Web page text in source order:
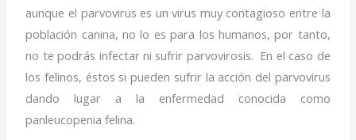
aunque el parvovirus es un virus muy contagioso entre la
población canina, no lo es para los humanos, por tanto,
no te podrás infectar ni sufrir parvovirosis. En el caso de
los felinos, éstos si pueden sufrir la acción del parvovirus
dando lugar a la enfermedad conocida como
panleucopenia felina.